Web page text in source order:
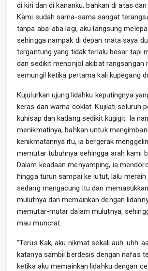
di kiri dan di kananku, bahkan di atas
Kami sudah sama-sama sangat
tanpa aba-aba lagi, aku langsung
sehingga nampak di depan mata saya
tergantung yang tidak terlalu besar tapi
dan sedikit menonjol akibat rangsangan
semungil ketika pertama kali kupegang
Kujulurkan ujung lidahku keputingnya
keras dan warna coklat. Kujilati seluruh
kuhisap dan kadang sedikit kugigit. Ia
menikmatinya, bahkan untuk
kenikmatannya itu, ia bergerak
memutar tubuhnya sehingga arah kami
Dalam keadaan menyamping, ia
hingga turun sampai ke lutut, lalu meraih
sedang mengacung itu dan
mulutnya dan memainkan dengan
memutar-mutar dalam mulutnya,
mau muncrat.
“Terus Kak, aku nikmat sekali
katanya sambil berdesis dengan nafas
ketika aku memainkan lidahku dengan